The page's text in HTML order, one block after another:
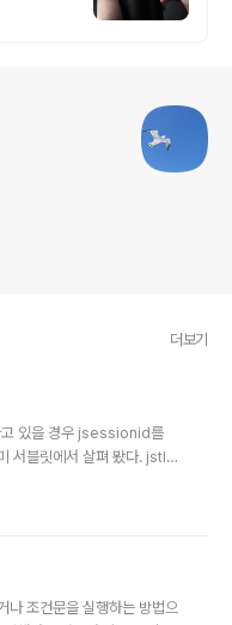
더보기
고 있을 경우 jsessionid를
서블릿에서 살펴 봤다. jstl에
jsessionid를 덧 붙여서 사
되어 사용 된다. * 오류 페이
자인 된 페이지를 보여주려
나 조건문을 실행하는 방법으